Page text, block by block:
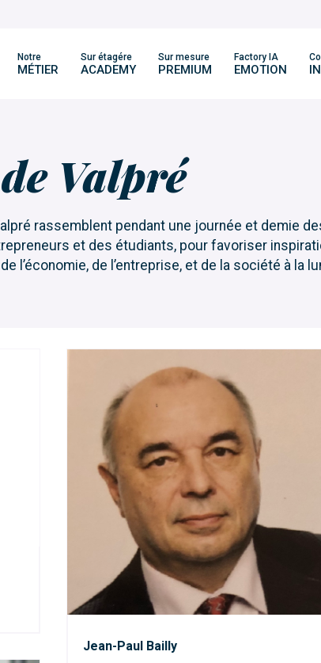
Notre
MÉTIER
Sur étagére
ACADEMY
Sur mesure
PREMIUM
Factory IA
EMOTION
Valpré
rassemblent pendant une journée et demie
et des étudiants, pour favoriser
l’économie, de l’entreprise, et de la société à la
Jean-Paul Bailly